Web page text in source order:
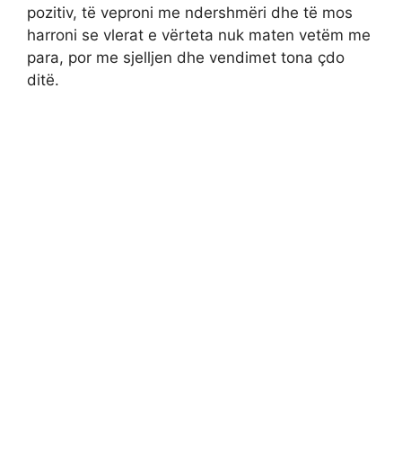
pozitiv, të veproni me ndershmëri dhe të mos
harroni se vlerat e vërteta nuk maten vetëm me
para, por me sjelljen dhe vendimet tona çdo
ditë.